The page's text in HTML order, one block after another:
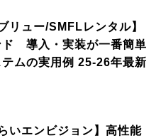
リュー/SMFLレンタル】
ド 導入・実装が一番簡単
ムの実用例 25-26年最新
いエンビジョン】高性能